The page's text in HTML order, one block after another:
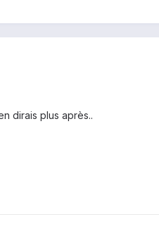
dirais plus après..